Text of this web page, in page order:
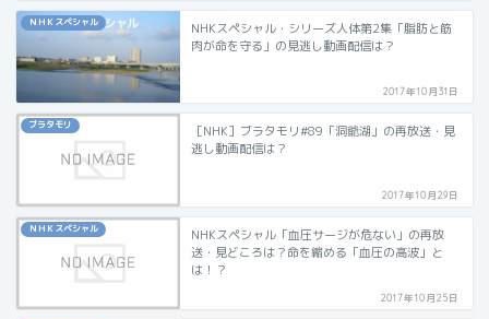
ＮＨＫスペシャル
NHKスペシャル・シリーズ人体第2集「脂肪と筋
肉が命を守る」の見逃し動画配信は？
2017年10月31日
ブラタモリ
［NHK］ブラタモリ#89「洞爺湖」の再放送・見
逃し動画配信は？
2017年10月29日
ＮＨＫスペシャル
NHKスペシャル「血圧サージが危ない」の再放
送・見どころは？命を縮める「血圧の高波」と
は！？
2017年10月25日